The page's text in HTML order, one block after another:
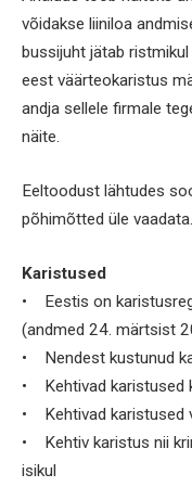
võidakse liiniloa
bussijuht jätab
eest väärteokaristus
andja sellele firmale
näite.
Eeltoodust lähtudes
põhimõtted üle vaadata.
Karistused
• Eestis on
(andmed 24. märtsist
• Nendest kustunud
• Kehtivad karistused
• Kehtivad karistused
• Kehtiv karistus nii
isikul